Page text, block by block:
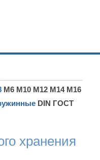
М6 М10 М12 М14 М16
DIN ГОСТ
хранения